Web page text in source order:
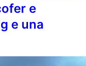
e
e una